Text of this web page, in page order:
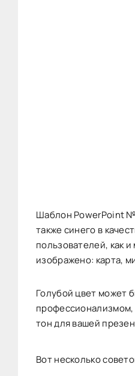
Шаблон PowerPoint
также синего в
пользователей, как
изображено: карта,
Голубой цвет может
тон для вашей
Вот несколько